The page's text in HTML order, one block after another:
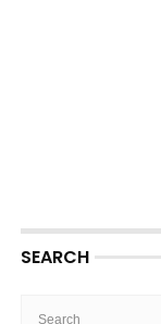
SEARCH